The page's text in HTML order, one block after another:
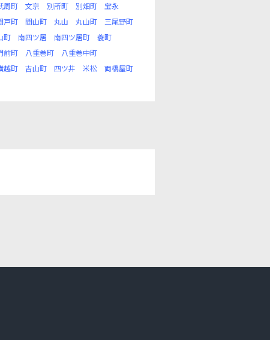
周町 文京 別所町 別畑町
宝永
戸町 間山町 丸山 丸山町
三尾野町
町 南四ツ居 南四ツ居町
蓑町
前町 八重巻町
八重巻中町
越町 吉山町 四ツ井 米松
両橋屋町